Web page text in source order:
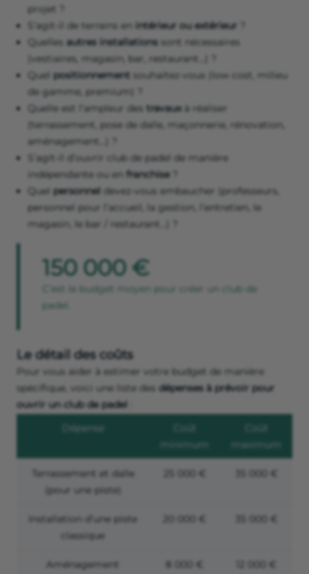
projet ?
S’agit-il de terrains en intérieur ou extérieur
Quelles autres installations sont nécessaires
(vestiaires, magasin, bar, restaurant…) ?
Quel positionnement souhaitez-vous (low cost, milieu
de gamme, premium) ?
Quelle est l’ampleur des travaux à réaliser
(terrassement, pose de dalle, maçonnerie, rénovation,
aménagement…) ?
S’agit-il d’ouvrir club de padel de manière
indépendante ou en franchise
Quel personnel devez-vous embaucher (professeurs,
personnel pour l’accueil, la gestion, l’entretien, le
magasin, le bar / restaurant…) ?
150 000 €
C’est le budget moyen pour créer un club de
padel.
Le détail des coûts
Pour vous aider à estimer votre budget de manière
spécifique, voici une liste des dépenses à prévoir pour
ouvrir un club de padel
Dépense
Coût
minimum
Coût
maximum
Terrassement et dalle
(pour une piste)
25 000 € 35 000 €
Installation d’une piste
classique
20 000 € 35 000 €
Aménagement
8 000 € 12 000 €